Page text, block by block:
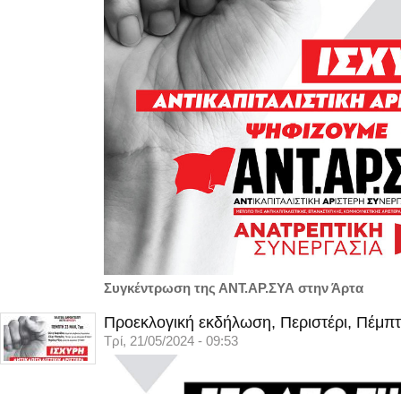
Συγκέντρωση της ΑΝΤ.ΑΡ.ΣΥΑ στην Άρτα
Προεκλογική εκδήλωση, Περιστέρι,
Τρί, 21/05/2024 - 09:53